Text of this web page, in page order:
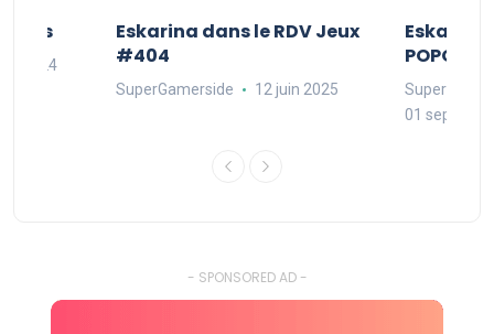
2024
Eskarina dans le RDV Jeux
#404
SuperGamerside 12 juin 2025
Eskarina
01
- SPONSORED AD -